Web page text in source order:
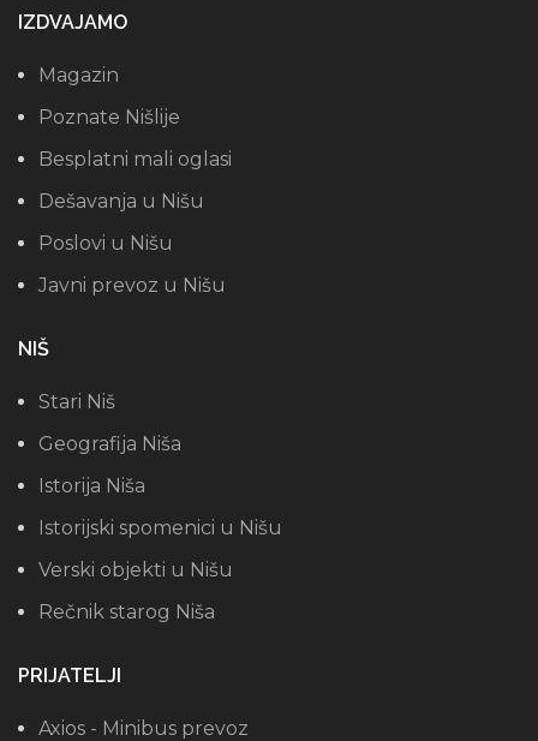
IZDVAJAMO
Magazin
Poznate Nišlije
Besplatni mali oglasi
Dešavanja u Nišu
Poslovi u Nišu
Javni prevoz u Nišu
NIŠ
Stari Niš
Geografija Niša
Istorija Niša
Istorijski spomenici u Nišu
Verski objekti u Nišu
Rečnik starog Niša
PRIJATELJI
Axios - Minibus prevoz